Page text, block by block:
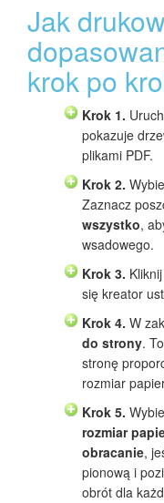
Jak
krok po
Krok 1.
pokazuje
plikami PDF.
Krok 2.
Zaznacz
wszystko,
wsadowego.
Krok 3. Kliknij
się kreator
Krok 4. W
do strony.
stronę
rozmiar
Krok 5.
rozmiar
obracanie,
pionową i
obrót dla